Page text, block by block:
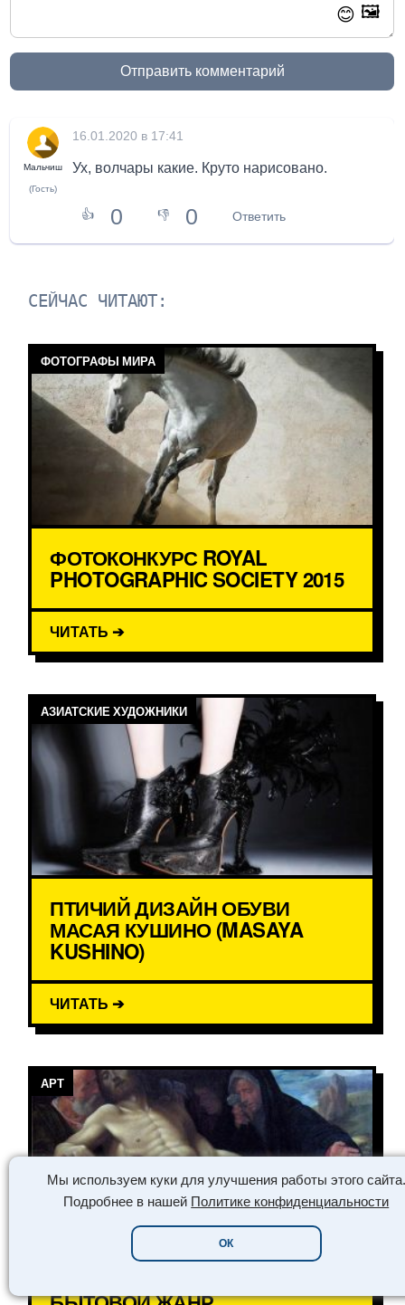
Мы используем куки для улучшения работы этого сайта.
Подробнее в нашей Политике конфиденциальности
ОК
😊 🖼️
Отправить комментарий
Мальчиш
(Гость)
16.01.2020 в 17:41
Ух, волчары какие. Круто нарисовано.
👍 0 👎 0 Ответить
СЕЙЧАС ЧИТАЮТ:
ФОТОГРАФЫ МИРА
ФОТОКОНКУРС ROYAL
PHOTOGRAPHIC SOCIETY 2015
ЧИТАТЬ ➔
АЗИАТСКИЕ ХУДОЖНИКИ
ПТИЧИЙ ДИЗАЙН ОБУВИ
МАСАЯ КУШИНО (MASAYA
KUSHINO)
ЧИТАТЬ ➔
АРТ